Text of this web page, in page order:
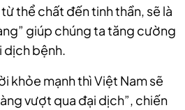
thể chất đến tinh thần, sẽ là
giúp chúng ta tăng cường
bệnh.
khỏe mạnh thì Việt Nam sẽ
vượt qua đại dịch”, chiến